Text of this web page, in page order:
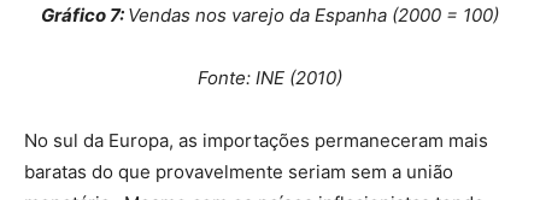
Gráfico 7: Vendas nos varejo da Espanha (2000 = 100)
Fonte: INE (2010)
No sul da Europa, as importações permaneceram mais
baratas do que provavelmente seriam sem a união